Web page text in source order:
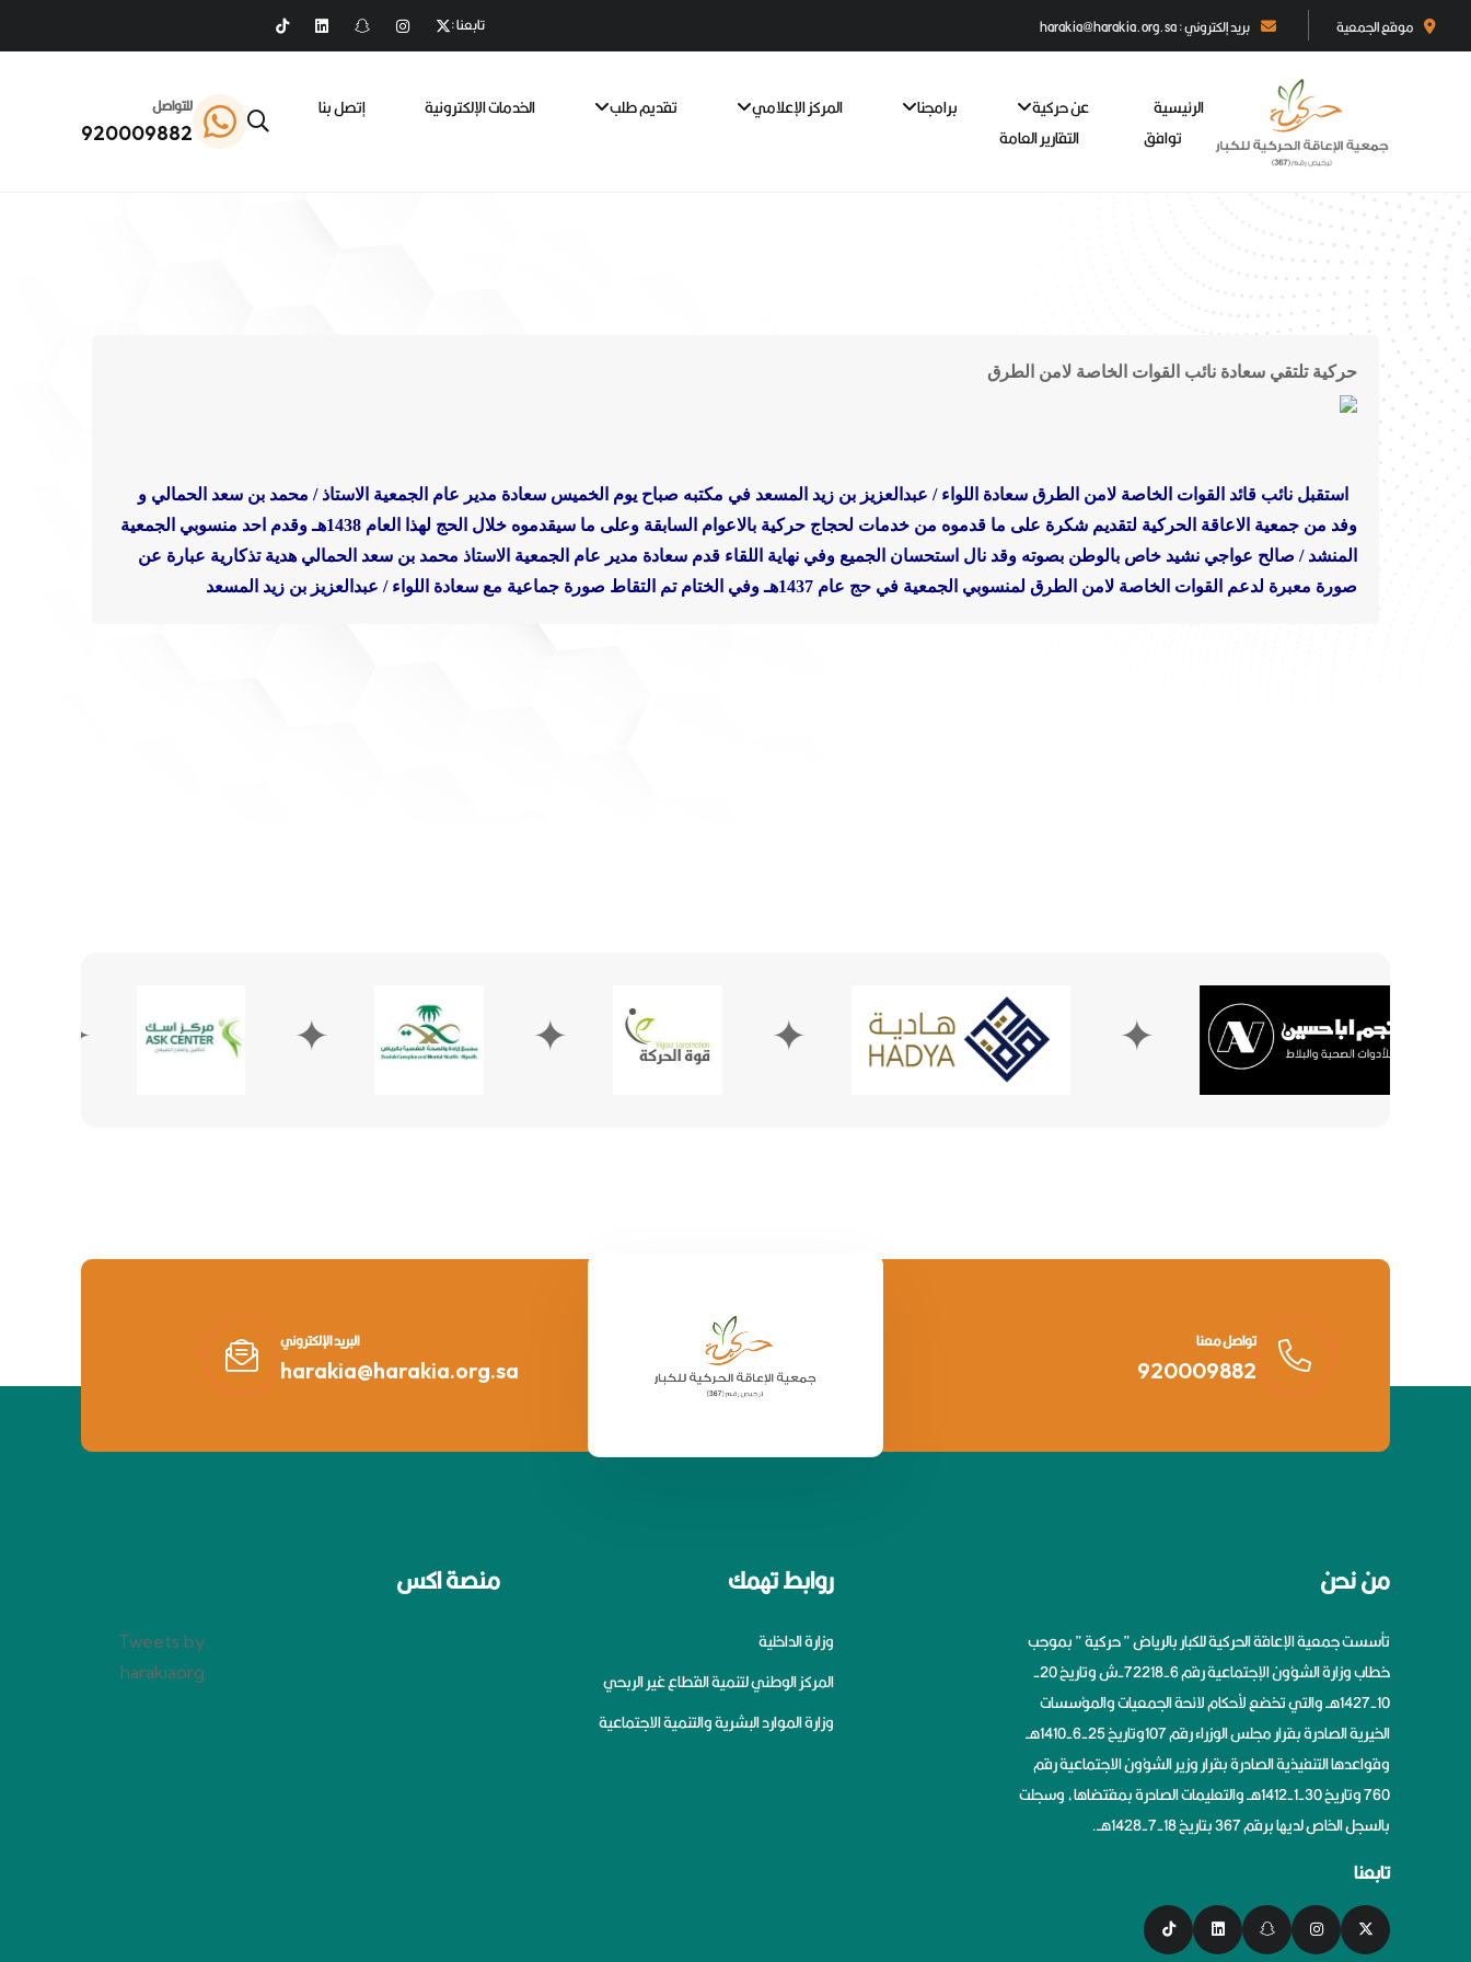
موقع الجمعية بريد إلكتروني : harakia@harakia.org.sa تابعنا :
الرئيسية عن حركية برامجنا المركز الإعلامي تقديم طلب الخدمات الإلكترونية
إتصل بنا
توافق
التقارير العامة
للتواصل
920009882
حركية تلتقي سعادة نائب القوات الخاصة لامن الطرق
استقبل نائب قائد القوات الخاصة لامن الطرق سعادة اللواء / عبدالعزيز بن زيد المسعد في مكتبه صباح يوم الخميس سعادة مدير عام الجمعية الاستاذ / محمد بن سعد الحمالي و
وفد من جمعية الاعاقة الحركية لتقديم شكرة على ما قدموه من خدمات لحجاج حركية بالاعوام السابقة وعلى ما سيقدموه خلال الحج لهذا العام 1438هـ
وقدم احد منسوبي الجمعية
المنشد / صالح عواجي نشيد خاص بالوطن بصوته وقد نال استحسان الجميع وفي نهاية اللقاء قدم سعادة مدير عام الجمعية الاستاذ محمد بن سعد الحمالي هدية تذكارية عبارة عن
صورة معبرة لدعم القوات الخاصة لامن الطرق لمنسوبي الجمعية في حج عام 1437هـ وفي الختام تم التقاط صورة جماعية مع سعادة اللواء / عبدالعزيز بن زيد المسعد
✦ ✦ ✦ ✦ ✦
تواصل معنا
920009882
البريد الإلكتروني
harakia@harakia.org.sa
من نحن
تأسست جمعية الإعاقة الحركية للكبار بالرياض ” حركية ” بموجب
خطاب وزارة الشؤون الإجتماعية رقم 6-72218-ش وتاريخ 20-
10-1427هــ والتي تخضع لأحكام لائحة الجمعيات والمؤسسات
الخيرية الصادرة بقرار مجلس الوزراء رقم 107وتاريخ 25-6-1410هــ
وقواعدها التنفيذية الصادرة بقرار وزير الشؤون الاجتماعية رقم
760 وتاريخ 30-1-1412هــ والتعليمات الصادرة بمقتضاها، وسجلت
بالسجل الخاص لديها برقم 367 بتاريخ 18-7-1428هــ.
تابعنا
روابط تهمك
وزارة الداخلية
المركز الوطني لتنمية القطاع غير الربحي
وزارة الموارد البشرية والتنمية الاجتماعية
منصة اكس
Tweets by
harakiaorg